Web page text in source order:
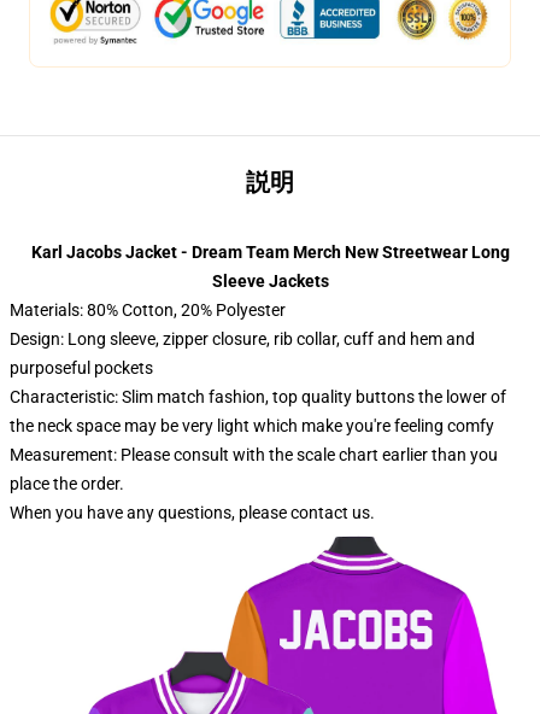
説明
Karl Jacobs Jacket - Dream Team Merch New Streetwear Long
Sleeve Jackets
Materials: 80% Cotton, 20% Polyester
Design: Long sleeve, zipper closure, rib collar, cuff and hem and
purposeful pockets
Characteristic: Slim match fashion, top quality buttons the lower of
the neck space may be very light which make you're feeling comfy
Measurement: Please consult with the scale chart earlier than you
place the order.
When you have any questions, please contact us.